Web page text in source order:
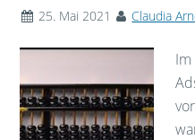
25. Mai 2021 Claudia